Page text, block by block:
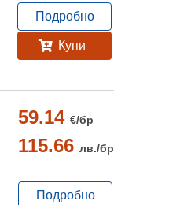
Подробно
Купи
59.14 €/бр
115.66 лв./бр
Подробно